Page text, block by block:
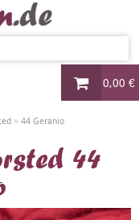
0,00 €
» 44 Geranio
44